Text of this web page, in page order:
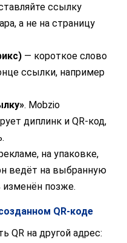
ссылку
а не на страницу
— короткое слово
ссылки, например
. Mobzio
диплинк и QR-код,
на упаковке,
ведёт на выбранную
позже.
QR-коде
QR на другой адрес: